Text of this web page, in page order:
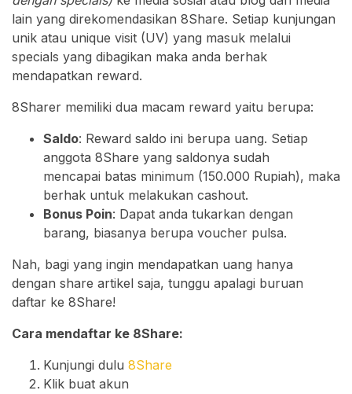
lain yang direkomendasikan 8Share. Setiap kunjungan
unik atau unique visit (UV) yang masuk melalui
specials yang dibagikan maka anda berhak
mendapatkan reward.
8Sharer memiliki dua macam reward yaitu berupa:
Saldo: Reward saldo ini berupa uang. Setiap
anggota 8Share yang saldonya sudah
mencapai batas minimum (150.000 Rupiah), maka
berhak untuk melakukan cashout.
Bonus Poin: Dapat anda tukarkan dengan
barang, biasanya berupa voucher pulsa.
Nah, bagi yang ingin mendapatkan uang hanya
dengan share artikel saja, tunggu apalagi buruan
daftar ke 8Share!
Cara mendaftar ke 8Share:
Kunjungi dulu 8Share
Klik buat akun